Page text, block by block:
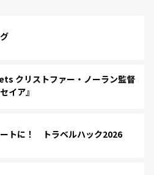
クリストファー・ノーラン監督
イア』
トに！ トラベルハック2026